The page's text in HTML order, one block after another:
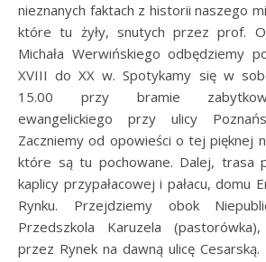
nieznanych faktach z historii naszego
które tu żyły, snutych przez prof.
Michała Werwińskiego odbędziemy
XVIII do XX w. Spotykamy się w
15.00 przy bramie
ewangelickiego przy ulicy
Zaczniemy od opowieści o tej pięknej
które są tu pochowane. Dalej, trasa
kaplicy przypałacowej i pałacu, domu
Rynku. Przejdziemy obok
Przedszkola Karuzela
przez Rynek na dawną ulicę Cesarską.